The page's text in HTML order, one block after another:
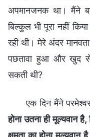
अपमानजनक था। मैंने बस
बिल्कुल भी पूरा नहीं
रही थी। मेरे अंदर
पछतावा हुआ और खुद से
सकती थी?
एक दिन मैंने
होना उतना ही